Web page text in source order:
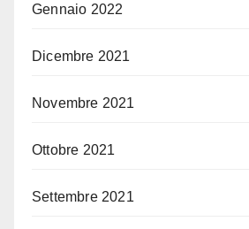
Gennaio 2022
Dicembre 2021
Novembre 2021
Ottobre 2021
Settembre 2021